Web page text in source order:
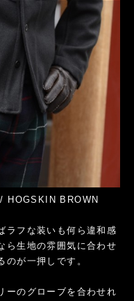
BROWN
ラフな装いも何ら違和感
ら生地の雰囲気に合わせ
が一押しです。
ーのグローブを合わせれ